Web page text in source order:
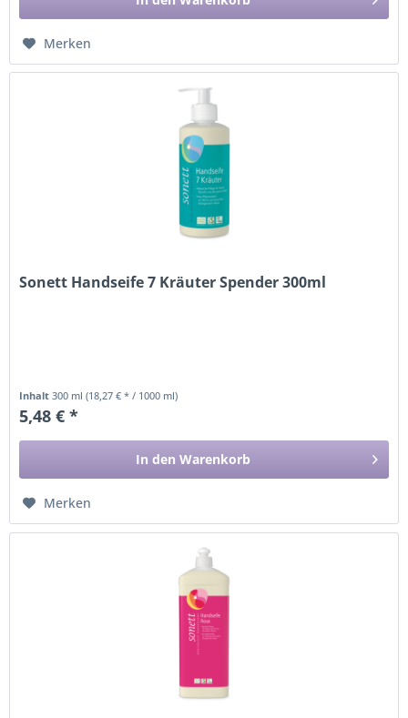
Merken
Sonett Handseife 7 Kräuter Spender 300ml
Inhalt300 ml(18,27 € * / 1000 ml)
5,48 € *
In den Warenkorb
Merken